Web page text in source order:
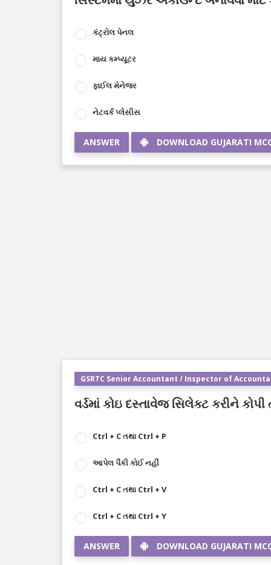
કંટ્રોલ પેનલ
માય કમ્પ્યૂટર
ફાઈલ મેનેજર
નેટવર્ક પ્લેસીસ
ANSWER DOWNLOAD GUJARATI
GSRTC Senior Accountant / Inspector of
વર્ડમાં કોઇ દસ્તાવેજ સિલેક્ટ કરીને
Ctrl + C તથા Ctrl + P
આપેલ પૈકી કોઈ નહીં
Ctrl + C તથા Ctrl + V
Ctrl + C તથા Ctrl + Y
ANSWER DOWNLOAD GUJARATI